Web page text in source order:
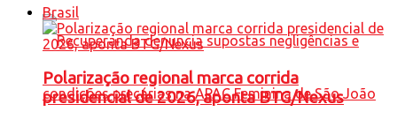
Brasil
Polarização regional marca corrida
presidencial de 2026, aponta BTG/Nexus